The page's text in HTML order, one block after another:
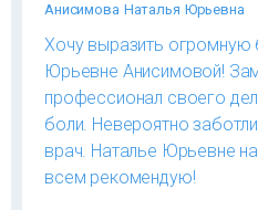
Анисимова Наталья Юрьевна
Хочу выразить огромную
Юрьевне Анисимовой!
профессионал своего
боли. Невероятно
врач. Наталье Юрьевне
всем рекомендую!